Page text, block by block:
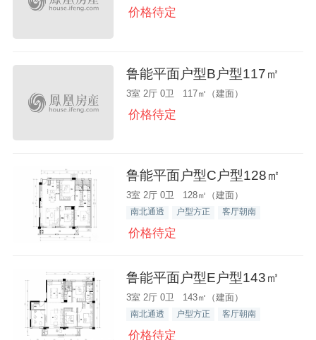
价格待定
鲁能平面户型B户型117㎡
3室 2厅 0卫 117㎡（建面）
价格待定
鲁能平面户型C户型128㎡
3室 2厅 0卫 128㎡（建面）
南北通透 户型方正 客厅朝南
价格待定
鲁能平面户型E户型143㎡
3室 2厅 0卫 143㎡（建面）
南北通透 户型方正 客厅朝南
价格待定